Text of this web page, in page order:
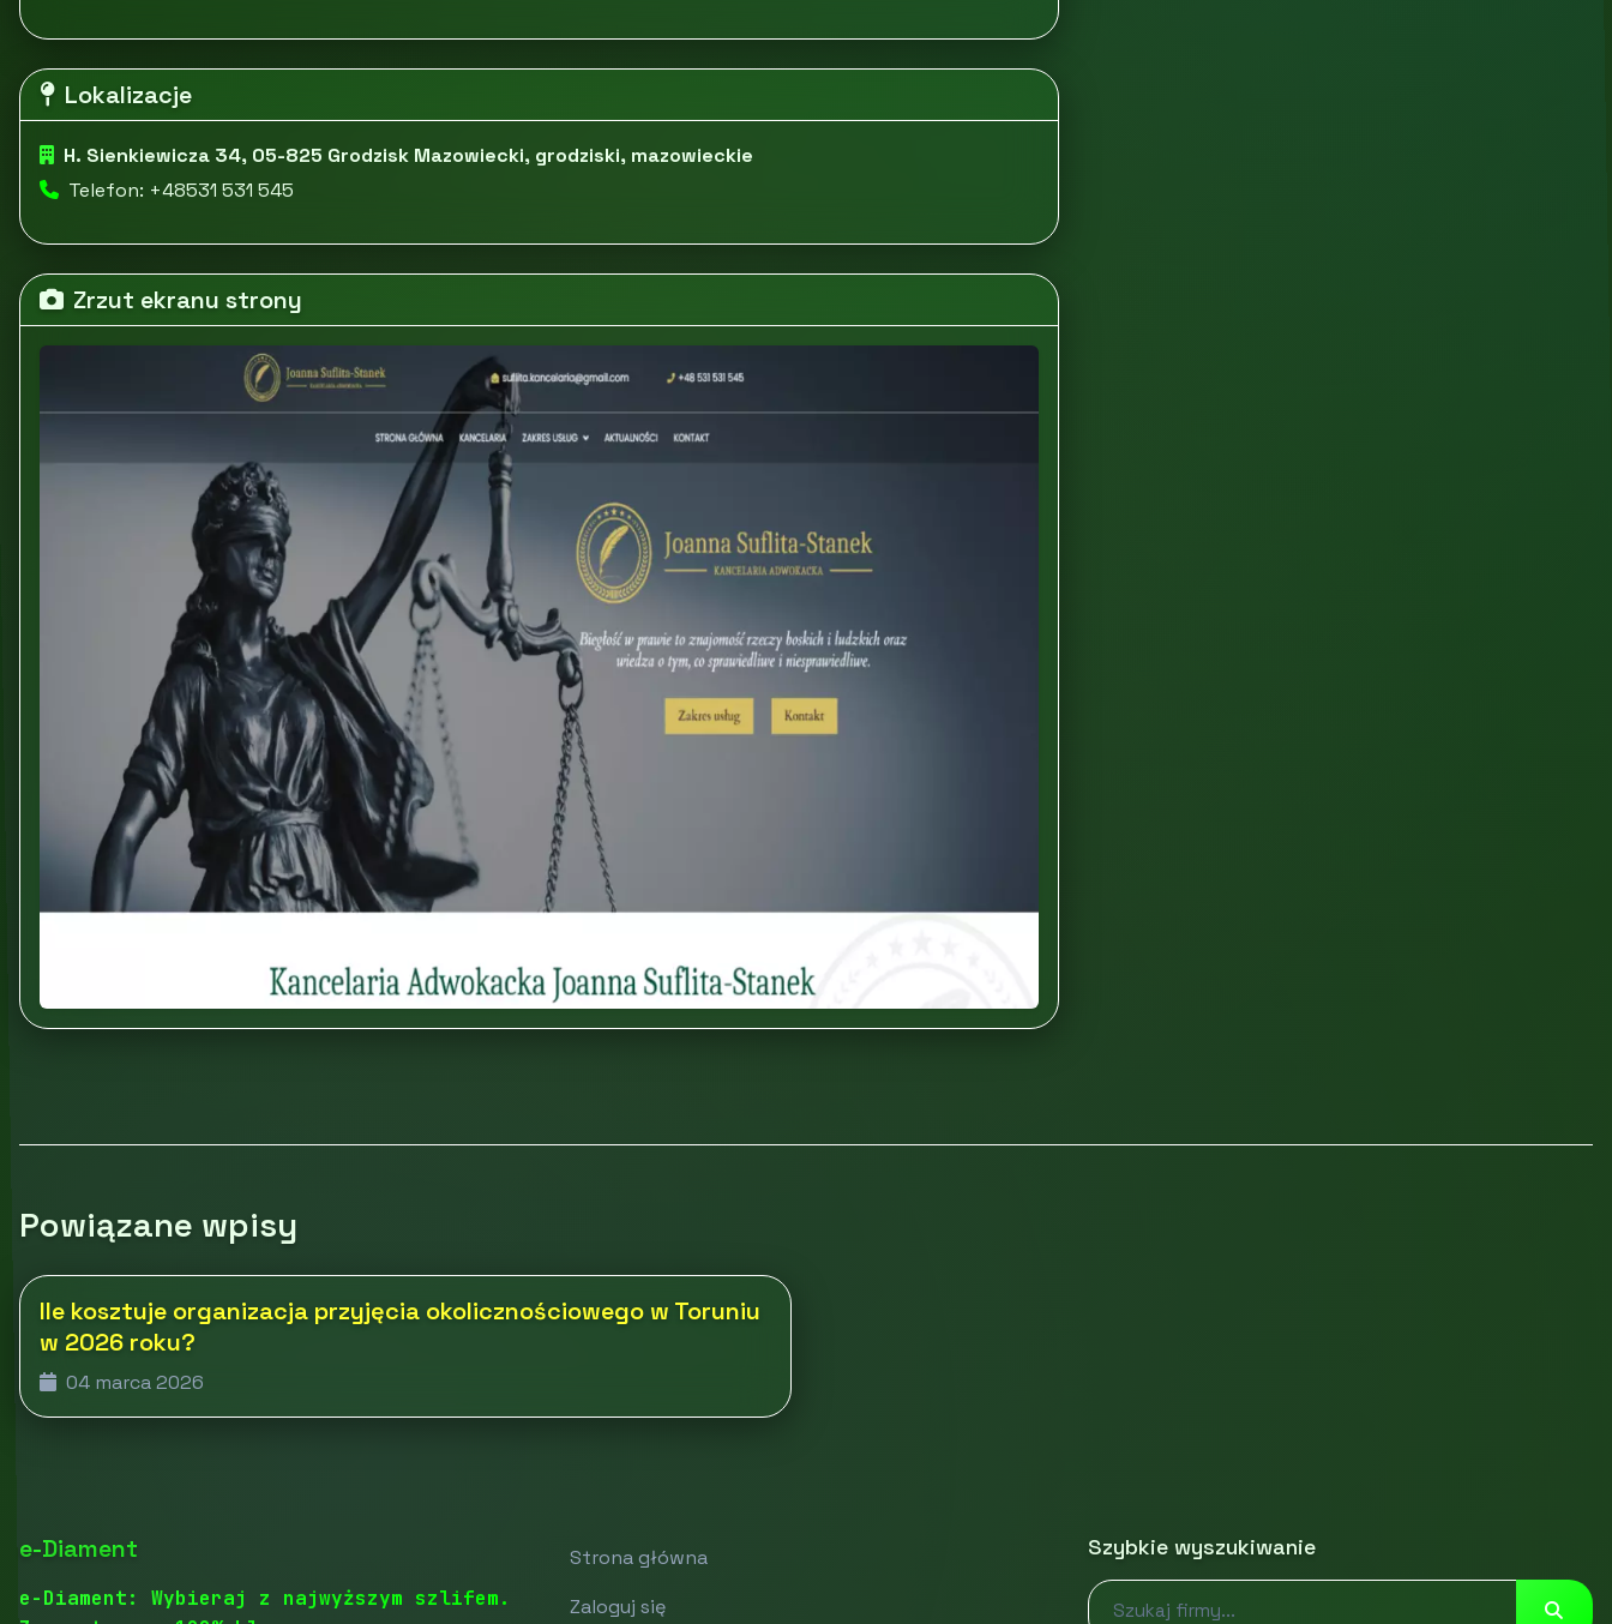
Lokalizacje
H. Sienkiewicza 34, 05-825 Grodzisk Mazowiecki, grodziski, mazowieckie
Telefon: +48531 531 545
Zrzut ekranu strony
Powiązane wpisy
Ile kosztuje organizacja przyjęcia okolicznościowego w Toruniu
w 2026 roku?
04 marca 2026
e-Diament
e-Diament: Wybieraj z najwyższym szlifem.
Strona główna
Zaloguj się
Szybkie wyszukiwanie